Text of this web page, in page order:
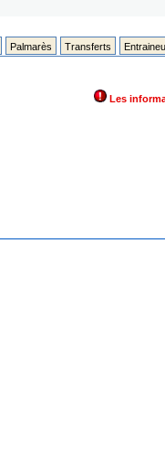
Palmarès Transferts
Les